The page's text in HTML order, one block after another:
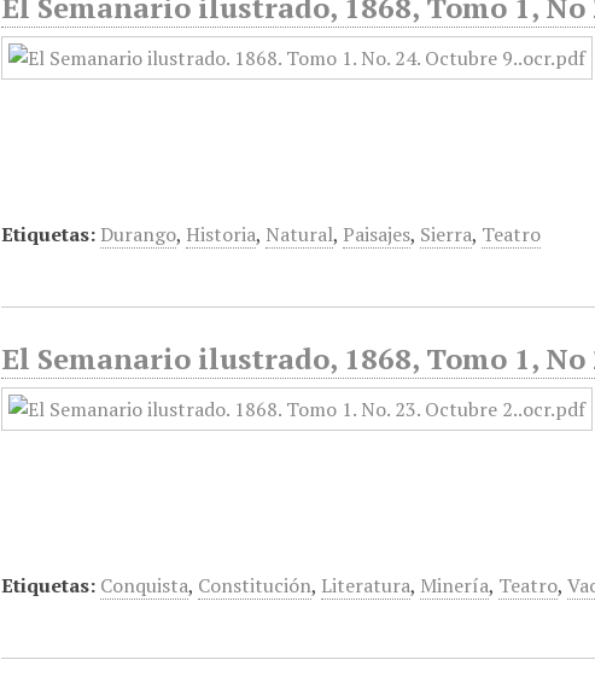
Etiquetas: Durango, Historia, Natural, Paisajes, Sierra, Teatro
El Semanario ilustrado, 1868, Tomo 1, No
Etiquetas: Conquista, Constitución, Literatura, Minería, Teatro,